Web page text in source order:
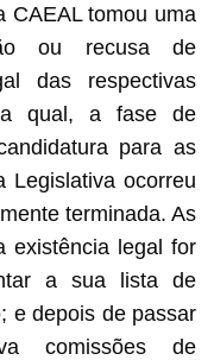
CAEAL tomou uma
ou recusa de
das respectivas
qual, a fase de
para as
Legislativa ocorreu
terminada. As
existência legal for
a sua lista de
e depois de passar
comissões de